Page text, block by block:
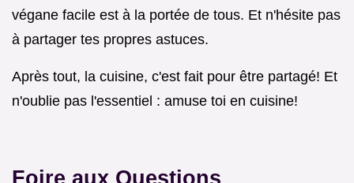
végane facile est à la portée de tous. Et n'hésite pas
à partager tes propres astuces.
Après tout, la cuisine, c'est fait pour être partagé! Et
n'oublie pas l'essentiel : amuse toi en cuisine!
Foire aux Questions